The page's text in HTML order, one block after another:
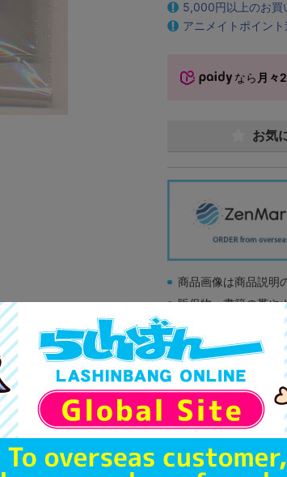
5,000円以上のお買
アニメイトポイント
なら 月々
お気
商品画像は商品説明
販促物、書籍の帯や
商品名や備考欄に特
「電池」は原則とし
ゲーム機本体には、
ディスク類の読み取
す。
※詳細につきましては